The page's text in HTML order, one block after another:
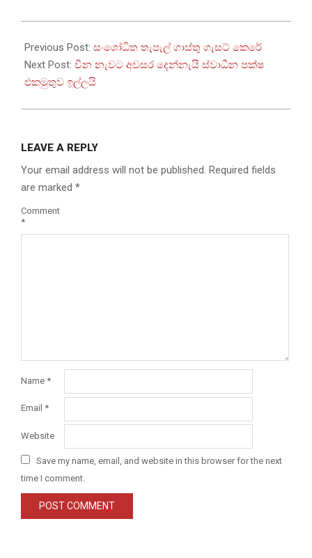
08-
12
Previous Post: සංශෝධිත තැපැල් ගාස්තු ගැසට් කෙරේ
Next Post: චීන නැවට අවසර දෙන්නැයි ස්වාධීන පක්ෂ
එකමුතුව ඉල්ලයි
LEAVE A REPLY
Your email address will not be published. Required fields
are marked *
Comment
*
Name *
Email *
Website
Save my name, email, and website in this browser for the next
time I comment.